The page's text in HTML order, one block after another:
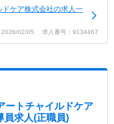
ドケア株式会社の求人一
2026/02/05 求人番号：9134467
ートチャイルドケア
員求人(正職員)